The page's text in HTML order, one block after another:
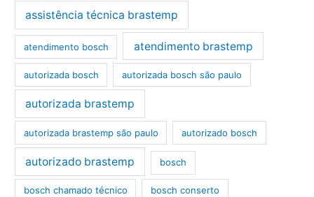
assistência técnica brastemp
atendimento bosch atendimento brastemp
autorizada bosch autorizada bosch são paulo
autorizada brastemp
autorizada brastemp são paulo autorizado bosch
autorizado brastemp bosch
bosch chamado técnico bosch conserto